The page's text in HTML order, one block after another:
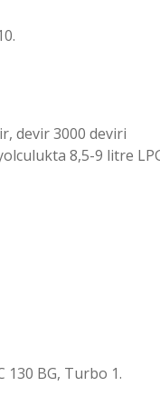
devir 3000 deviri
8,5-9 litre
130 BG, Turbo 1.